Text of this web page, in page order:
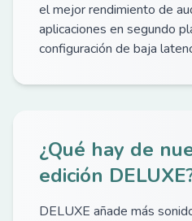
el mejor rendimiento de
aplicaciones en segundo
configuración de baja
¿Qué hay de
edición
DELUXE añade más